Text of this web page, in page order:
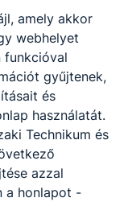
amely akkor
webhelyet
funkcióval
gyűjtenek,
és
használatát.
Technikum és
azzal
a honlapot -